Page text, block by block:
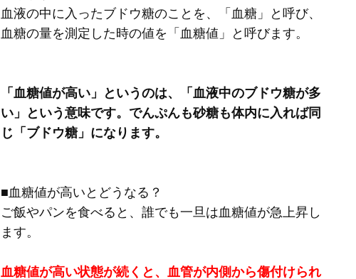
血液の中に入ったブドウ糖のことを、「血糖」と呼び、
血糖の量を測定した時の値を「血糖値」と呼びます。
「血糖値が高い」というのは、「血液中のブドウ糖が多
い」という意味です。でんぷんも砂糖も体内に入れば同
じ「ブドウ糖」になります。
■血糖値が高いとどうなる？
ご飯やパンを食べると、誰でも一旦は血糖値が急上昇し
ます。
血糖値が高い状態が続くと、血管が内側から傷付けられ